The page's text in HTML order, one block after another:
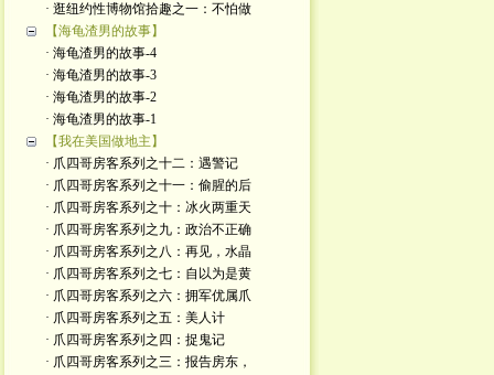
· 逛纽约性博物馆拾趣之一：不怕做
【海龟渣男的故事】
· 海龟渣男的故事-4
· 海龟渣男的故事-3
· 海龟渣男的故事-2
· 海龟渣男的故事-1
【我在美国做地主】
· 爪四哥房客系列之十二：遇警记
· 爪四哥房客系列之十一：偷腥的后
· 爪四哥房客系列之十：冰火两重天
· 爪四哥房客系列之九：政治不正确
· 爪四哥房客系列之八：再见，水晶
· 爪四哥房客系列之七：自以为是黄
· 爪四哥房客系列之六：拥军优属爪
· 爪四哥房客系列之五：美人计
· 爪四哥房客系列之四：捉鬼记
· 爪四哥房客系列之三：报告房东，